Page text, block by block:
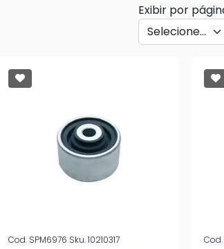
Exibir por
Cod. SPM6976 Sku.10210317 Cod.